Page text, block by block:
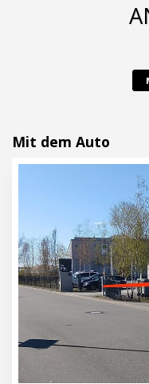
Mit dem Auto